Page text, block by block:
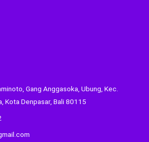
Gang Anggasoka, Ubung, Kec.
Kota Denpasar, Bali 80115